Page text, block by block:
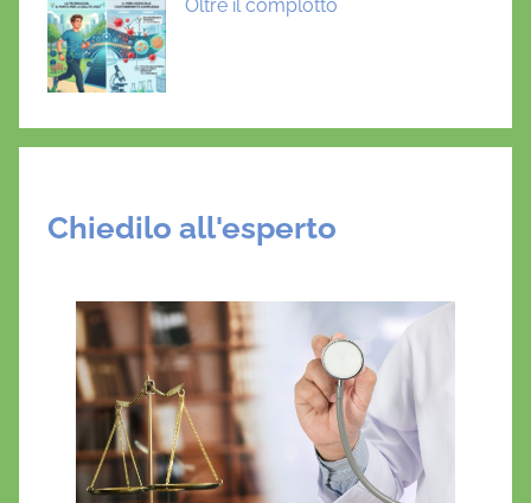
Oltre il complotto
Chiedilo all'esperto